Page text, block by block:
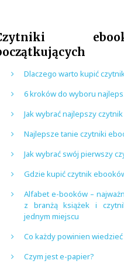
Dlaczego warto kupić
6 kroków do wyboru
Jak wybrać najlepszy
Najlepsze tanie czytniki
Jak wybrać swój pierwszy
Gdzie kupić czytnik
Alfabet e-booków –
z branżą książek i
jednym miejscu
Co każdy powinien
Czym jest e-papier?